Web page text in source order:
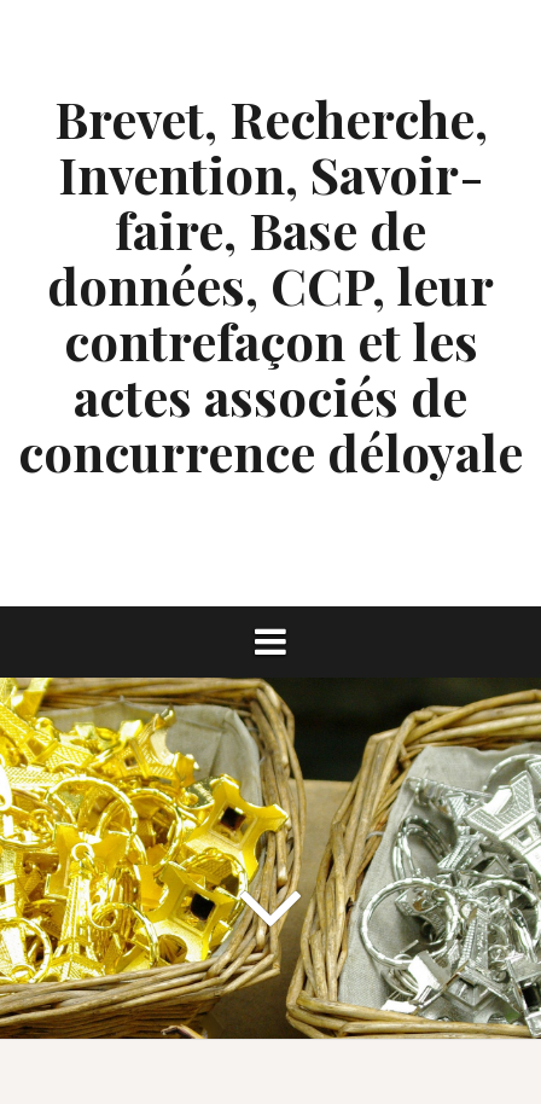
Brevet, Recherche,
Invention, Savoir-
faire, Base de
données, CCP, leur
contrefaçon et les
actes associés de
concurrence déloyale